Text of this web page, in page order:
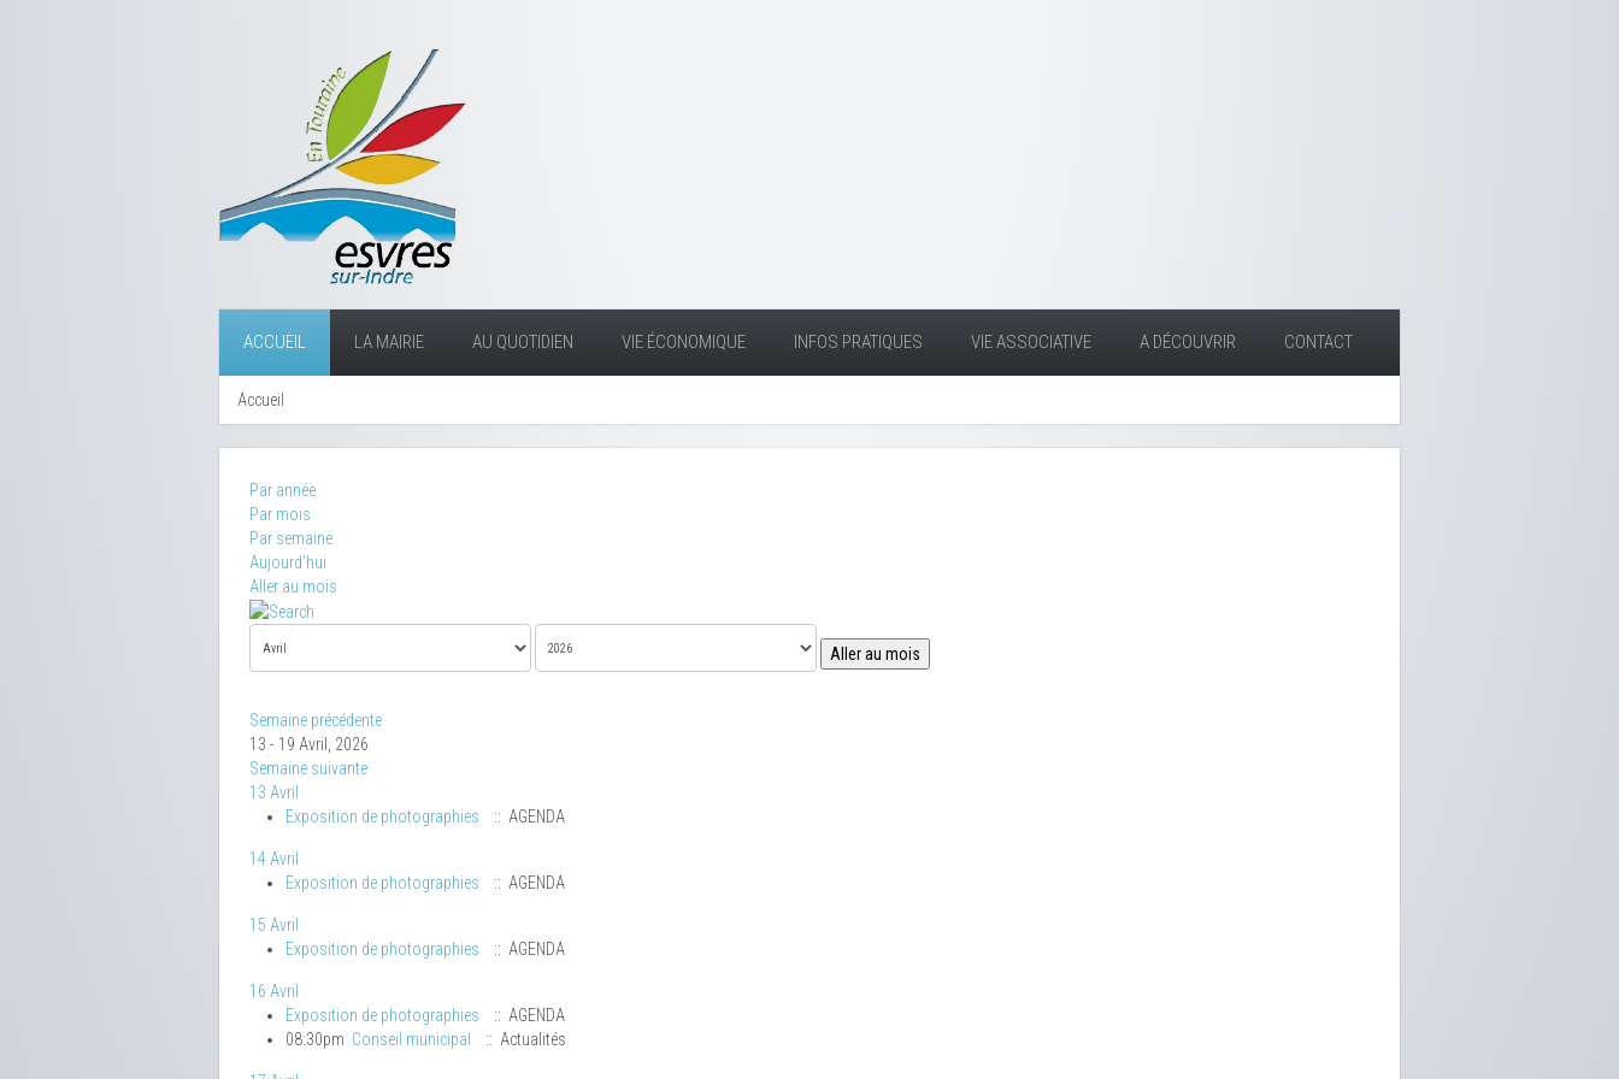
ACCUEIL LA MAIRIE AU QUOTIDIEN VIE ÉCONOMIQUE INFOS PRATIQUES VIE ASSOCIATIVE A DÉCOUVRIR CONTACT
Accueil
Par année
Par mois
Par semaine
Aujourd'hui
Aller au mois
Aller au mois
Semaine précédente
13 - 19 Avril, 2026
Semaine suivante
13 Avril
Exposition de photographies
:: AGENDA
14 Avril
Exposition de photographies
:: AGENDA
15 Avril
Exposition de photographies
:: AGENDA
16 Avril
Exposition de photographies
:: AGENDA
08:30pm Conseil municipal :: Actualités